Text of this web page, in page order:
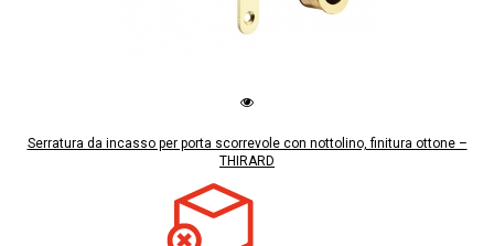
Serratura da incasso per porta scorrevole con nottolino, finitura ottone –
THIRARD